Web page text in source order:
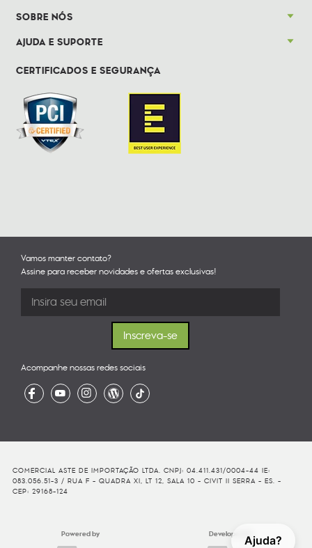
Ajuda?
SOBRE NÓS
AJUDA E SUPORTE
CERTIFICADOS E SEGURANÇA
Vamos manter contato?
Assine para receber novidades e ofertas exclusivas!
Acompanhe nossas redes sociais
COMERCIAL ASTE DE IMPORTAÇÃO LTDA. CNPJ: 04.411.431/0004-44 IE:
083.056.51-3 / RUA F - QUADRA XI, LT 12, SALA 10 - CIVIT II SERRA - ES. -
CEP: 29168-124
Powered by Developed By